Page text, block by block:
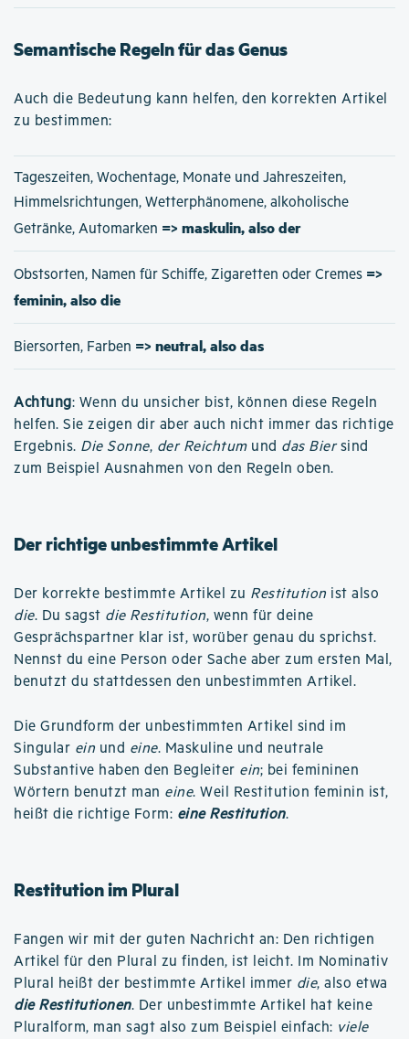
Semantische Regeln für das Genus
Auch die Bedeutung kann helfen, den korrekten Artikel
zu bestimmen:
Tageszeiten, Wochentage, Monate und Jahreszeiten,
Himmelsrichtungen, Wetterphänomene, alkoholische
Getränke, Automarken => maskulin, also der
Obstsorten, Namen für Schiffe, Zigaretten oder Cremes =>
feminin, also die
Biersorten, Farben => neutral, also das
Achtung: Wenn du unsicher bist, können diese Regeln
helfen. Sie zeigen dir aber auch nicht immer das richtige
Ergebnis. Die Sonne, der Reichtumund das Biersind
zum Beispiel Ausnahmen von den Regeln oben.
Der richtige unbestimmte Artikel
Der korrekte bestimmte Artikel zu Restitution ist also
die. Du sagst die Restitution, wenn für deine
Gesprächspartner klar ist, worüber genau du sprichst.
Nennst du eine Person oder Sache aber zum ersten Mal,
benutzt du stattdessen den unbestimmten Artikel.
Die Grundform der unbestimmten Artikel sind im
Singular ein und eine. Maskuline und neutrale
Substantive haben den Begleiter ein; bei femininen
Wörtern benutzt man eine. Weil Restitution feminin ist,
heißt die richtige Form: eine Restitution.
Restitution im Plural
Fangen wir mit der guten Nachricht an: Den richtigen
Artikel für den Plural zu finden, ist leicht. Im Nominativ
Plural heißt der bestimmte Artikel immer die, also etwa
die Restitutionen. Der unbestimmte Artikel hat keine
Pluralform, man sagt also zum Beispiel einfach: viele